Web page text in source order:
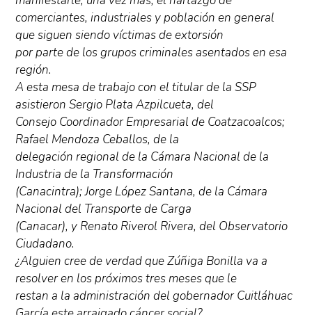
comerciantes, industriales y población en general
que siguen siendo víctimas de extorsión
por parte de los grupos criminales asentados en esa
región.
A esta mesa de trabajo con el titular de la SSP
asistieron Sergio Plata Azpilcueta, del
Consejo Coordinador Empresarial de Coatzacoalcos;
Rafael Mendoza Ceballos, de la
delegación regional de la Cámara Nacional de la
Industria de la Transformación
(Canacintra); Jorge López Santana, de la Cámara
Nacional del Transporte de Carga
(Canacar), y Renato Riverol Rivera, del Observatorio
Ciudadano.
¿Alguien cree de verdad que Zúñiga Bonilla va a
resolver en los próximos tres meses que le
restan a la administración del gobernador Cuitláhuac